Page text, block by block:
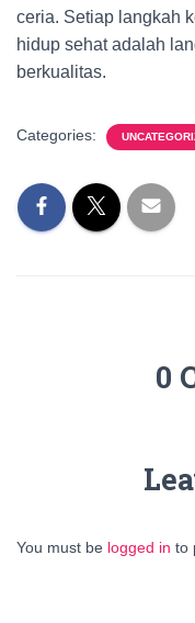
ceria. Setiap langkah
hidup sehat adalah
berkualitas.
Categories:
0
You must be logged in to